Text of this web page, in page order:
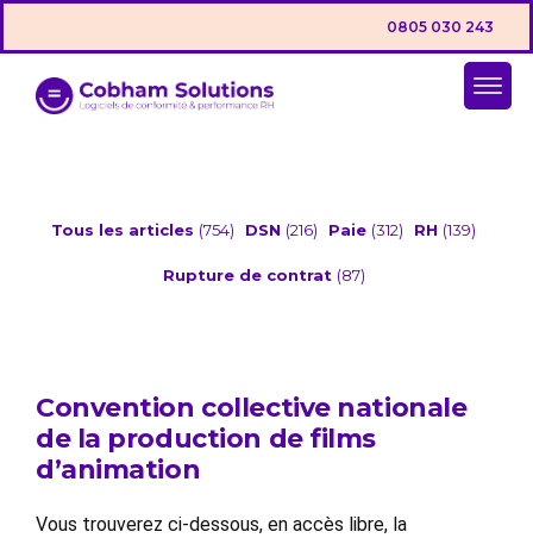
0805 030 243
Tous les articles (754) DSN (216) Paie (312) RH (139)
Rupture de contrat (87)
Convention collective nationale
de la production de films
d’animation
Vous trouverez ci-dessous, en accès libre, la